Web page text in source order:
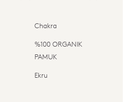
Chakra
%100 ORGANIK
PAMUK
Ekru